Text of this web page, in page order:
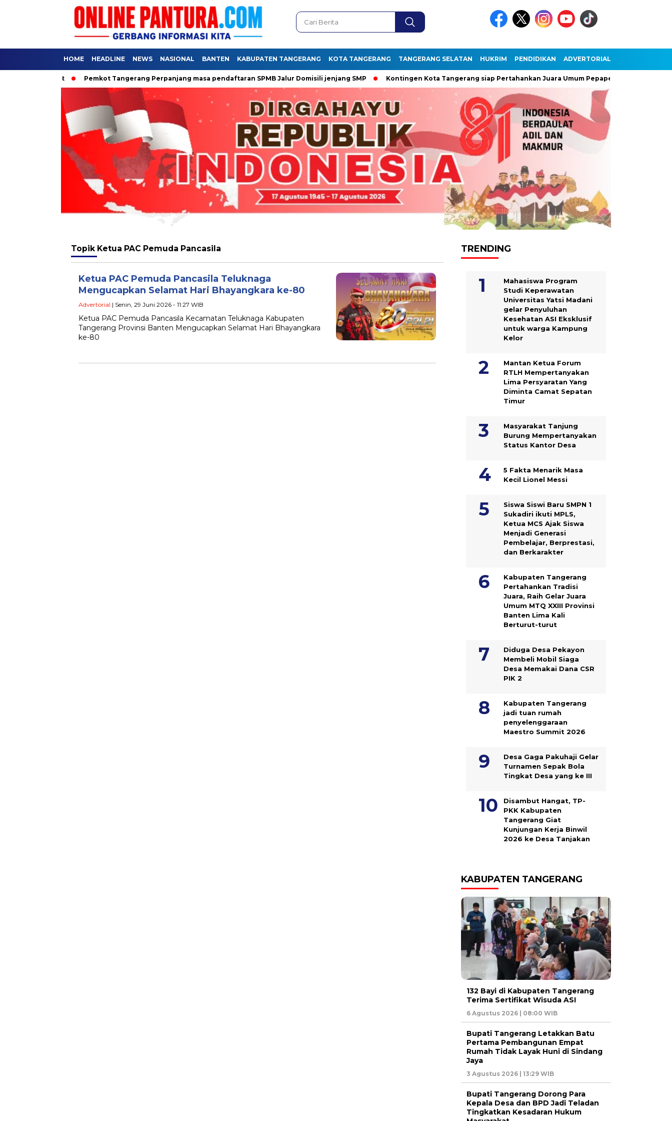
HOME HEADLINE NEWS NASIONAL BANTEN KABUPATEN TANGERANG KOTA TANGERANG TANGERANG SELATAN HUKRIM PENDIDIKAN ADVERTORIAL
Pemkot Tangerang Perpanjang masa pendaftaran SPMB Jalur Domisili jenjang SMP Kontingen Kota Tangerang siap Pertahankan Juara Umum Pepaperda IX Banten
Topik Ketua PAC Pemuda Pancasila
Ketua PAC Pemuda Pancasila Teluknaga
Mengucapkan Selamat Hari Bhayangkara ke-80
Advertorial | Senin, 29 Juni 2026 - 11:27 WIB
Ketua PAC Pemuda Pancasila Kecamatan Teluknaga Kabupaten
Tangerang Provinsi Banten Mengucapkan Selamat Hari Bhayangkara
ke-80
TRENDING
Mahasiswa Program
Studi Keperawatan
Universitas Yatsi Madani
gelar Penyuluhan
Kesehatan ASI Eksklusif
untuk warga Kampung
‎Kelor
Mantan Ketua Forum
RTLH Mempertanyakan
Lima Persyaratan Yang
Diminta Camat Sepatan
Timur
Masyarakat Tanjung
Burung Mempertanyakan
Status Kantor Desa
5 Fakta Menarik Masa
Kecil Lionel Messi
Siswa Siswi Baru SMPN 1
Sukadiri ikuti MPLS,
Ketua MCS Ajak Siswa
Menjadi Generasi
Pembelajar, Berprestasi,
dan Berkarakter
Kabupaten Tangerang
Pertahankan Tradisi
Juara, Raih Gelar Juara
Umum MTQ XXIII Provinsi
Banten Lima Kali
Berturut-turut
Diduga Desa Pekayon
Membeli Mobil Siaga
Desa Memakai Dana CSR
PIK 2
Kabupaten Tangerang
jadi tuan rumah
penyelenggaraan
Maestro Summit 2026
Desa Gaga Pakuhaji Gelar
Turnamen Sepak Bola
Tingkat Desa yang ke III
Disambut Hangat, TP-
PKK Kabupaten
Tangerang Giat
Kunjungan Kerja Binwil
2026 ke Desa Tanjakan
KABUPATEN TANGERANG
132 Bayi di Kabupaten Tangerang
Terima Sertifikat Wisuda ASI
6 Agustus 2026 | 08:00 WIB
Bupati Tangerang Letakkan Batu
Pertama Pembangunan Empat
Rumah Tidak Layak Huni di Sindang
Jaya
3 Agustus 2026 | 13:29 WIB
Bupati Tangerang Dorong Para
Kepala Desa dan BPD Jadi Teladan
Tingkatkan Kesadaran Hukum